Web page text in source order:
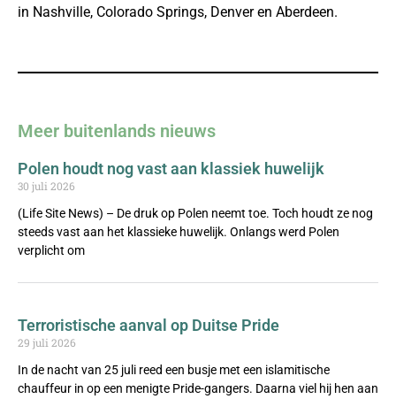
in Nashville, Colorado Springs, Denver en Aberdeen.
Meer buitenlands nieuws
Polen houdt nog vast aan klassiek huwelijk
30 juli 2026
(Life Site News) – De druk op Polen neemt toe. Toch houdt ze nog
steeds vast aan het klassieke huwelijk. Onlangs werd Polen
verplicht om
Terroristische aanval op Duitse Pride
29 juli 2026
In de nacht van 25 juli reed een busje met een islamitische
chauffeur in op een menigte Pride-gangers. Daarna viel hij hen aan